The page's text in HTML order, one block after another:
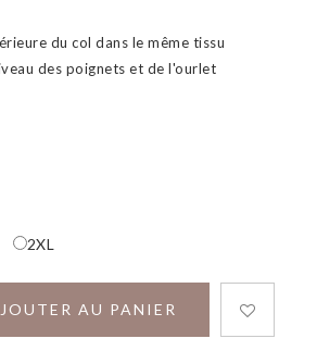
du col dans le même tissu
des poignets et de l'ourlet
2XL
AU PANIER